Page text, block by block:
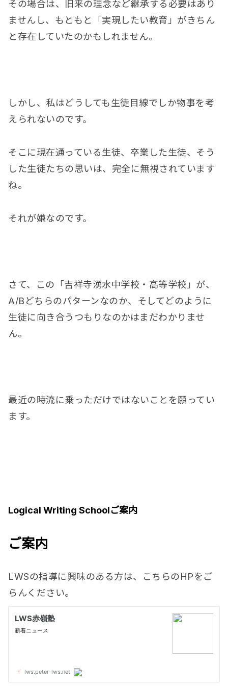
その場合は、旧来の理念など継承する必要はあり
ませんし、もともと「実現したい教育」がきちん
と存在していたのかもしれません。
しかし、私はどうしても生徒目線でしか物事を考
えられないのです。
そこに現在通っている生徒、卒業した生徒、そう
した生徒たちの思いは、完全に無視されています
ね。
それが嫌なのです。
さて、この「吉祥寺湧水中学校・高等学校」が、
A/Bどちらのパターンなのか、そしてどのように
生徒に向き合うつもりなのかはまだわかりませ
ん。
最近の時流に乗っただけではないことを願ってい
ます。
Logical Writing Schoolご案内
ご案内
LWSの指導に興味のある方は、こちらのHPをご
らんください。